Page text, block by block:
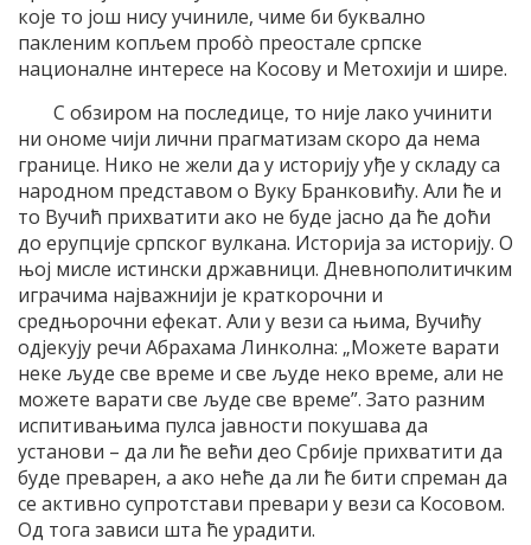
које то још нису учиниле, чиме би буквално
пакленим копљем пробò преостале српске
националне интересе на Косову и Метохији и шире.
С обзиром на последице, то није лако учинити
ни ономе чији лични прагматизам скоро да нема
границе. Нико не жели да у историју уђе у складу са
народном представом о Вуку Бранковићу. Али ће и
то Вучић прихватити ако не буде јасно да ће доћи
до ерупције српског вулкана. Историја за историју. О
њој мисле истински државници. Дневнополитичким
играчима најважнији је краткорочни и
средњорочни ефекат. Али у вези са њима, Вучићу
одјекују речи Абрахама Линколна: „Можете варати
неке људе све време и све људе неко време, али не
можете варати све људе све време”. Зато разним
испитивањима пулса јавности покушава да
установи – да ли ће већи део Србије прихватити да
буде преварен, а ако неће да ли ће бити спреман да
се активно супротстави превари у вези са Косовом.
Од тога зависи шта ће урадити.